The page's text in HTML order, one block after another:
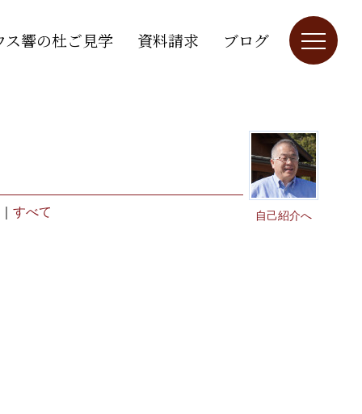
ス響の杜ご見学 資料請求 ブログ
自己紹介へ
すべて